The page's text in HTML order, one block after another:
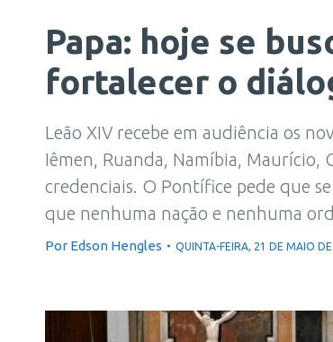
Papa: hoje se
fortalecer o
Leão XIV recebe em audiência os
Iêmen, Ruanda, Namíbia, Maurício,
credenciais. O Pontífice pede que
que nenhuma nação e nenhuma
Por Edson Hengles QUINTA-FEIRA, 21 DE MAIO